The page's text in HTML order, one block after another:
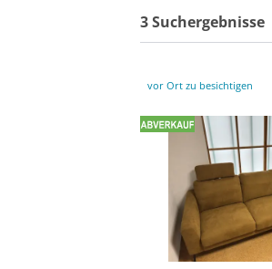
3 Suchergebnisse
vor Ort zu besichtigen